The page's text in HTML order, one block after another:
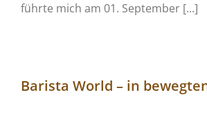
führte mich am 01. September [...]
Barista World – in